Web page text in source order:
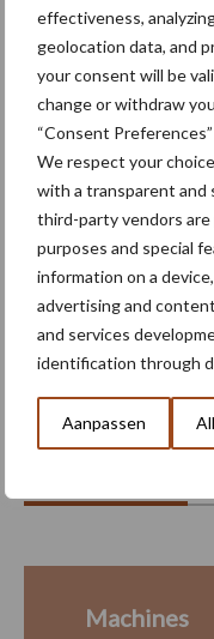
effectiveness,
geolocation data, and
your consent will be
change or withdraw
“Consent
We respect your
with a transparent and
third-party vendors
purposes and special
information on a
advertising and
and services
identification through
Aanpassen
en
Meer lezen over:
Machines